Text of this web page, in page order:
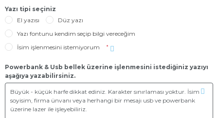
Yazı tipi seçiniz
El yazısı
Düz yazı
Yazı fontunu kendim seçip bilgi vereceğim
İsim işlenmesini istemiyorum
*
Powerbank & Usb bellek üzerine işlenmesini istediğiniz yazıyı
aşağıya yazabilirsiniz.